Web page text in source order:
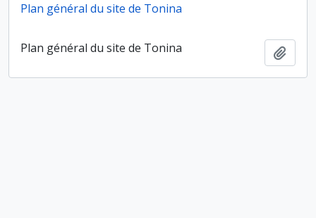
Opérations II et VII
Plan général du site de Tonina
Plan général du site de Tonina